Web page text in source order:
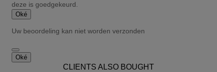
deze is goedgekeurd.
Oké
Uw beoordeling kan niet worden verzonden
Oké
CLIENTS ALSO BOUGHT